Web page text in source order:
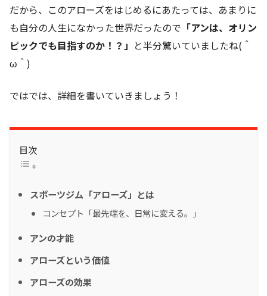
だから、このアローズをはじめるにあたっては、あまりに
も自分の人生になかった世界だったので 「アンは、オリン
ピックでも目指すのか！？」 と半分驚いていましたね(＾
ω＾)
ではでは、詳細を書いていきましょう！
目次
スポーツジム「アローズ」とは
コンセプト「最先端を、日常に変える。」
アンの才能
アローズという価値
アローズの効果